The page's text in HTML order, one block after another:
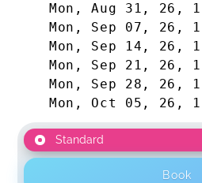
Margarethe, Jul 27
Laura, Apr 01
Ich war mit allem super
diesen Kurs nur empfehlen.
Mon, Aug 31, 26 ,
Mon, Sep 07, 26 ,
Mon, Sep 14, 26 ,
Mon, Sep 21, 26 ,
Mon, Sep 28, 26 ,
Mon, Oct 05, 26 ,
Standard
Book